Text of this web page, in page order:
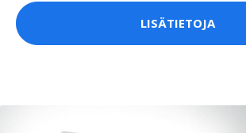
LISÄTIETOJA